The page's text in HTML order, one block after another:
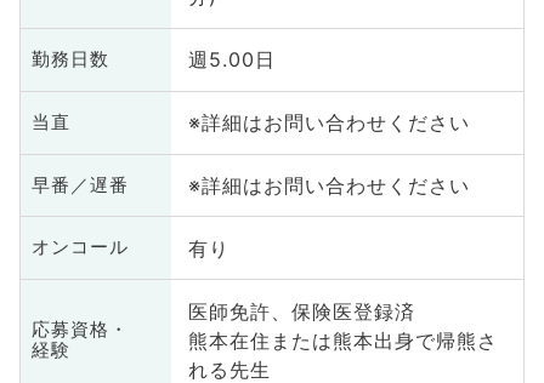
勤務日数 週5.00日
当直 ※詳細はお問い合わせください
早番／遅番 ※詳細はお問い合わせください
オンコール 有り
応募資格・
経験
医師免許、保険医登録済
熊本在住または熊本出身で帰熊さ
れる先生